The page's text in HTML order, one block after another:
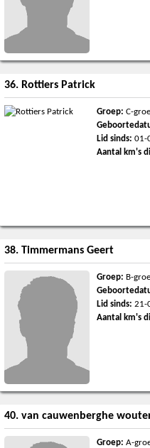
36. Rottiers Patrick
Groep: C-
Lid sinds: 01-
Aantal km's
38. Timmermans Geert
Groep: B-
Lid sinds: 21-
Aantal km's
40. van cauwenberghe
Groep: A-